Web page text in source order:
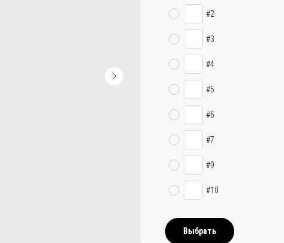
#2
#3
#4
#5
#6
#7
#9
#10
Выбрать